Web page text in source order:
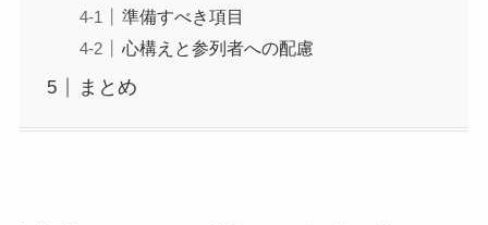
準備すべき項目
心構えと参列者への配慮
まとめ